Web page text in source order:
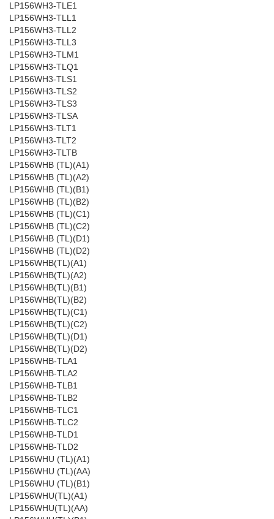
LP156WH3-TLE1
LP156WH3-TLL1
LP156WH3-TLL2
LP156WH3-TLL3
LP156WH3-TLM1
LP156WH3-TLQ1
LP156WH3-TLS1
LP156WH3-TLS2
LP156WH3-TLS3
LP156WH3-TLSA
LP156WH3-TLT1
LP156WH3-TLT2
LP156WH3-TLTB
LP156WHB (TL)(A1)
LP156WHB (TL)(A2)
LP156WHB (TL)(B1)
LP156WHB (TL)(B2)
LP156WHB (TL)(C1)
LP156WHB (TL)(C2)
LP156WHB (TL)(D1)
LP156WHB (TL)(D2)
LP156WHB(TL)(A1)
LP156WHB(TL)(A2)
LP156WHB(TL)(B1)
LP156WHB(TL)(B2)
LP156WHB(TL)(C1)
LP156WHB(TL)(C2)
LP156WHB(TL)(D1)
LP156WHB(TL)(D2)
LP156WHB-TLA1
LP156WHB-TLA2
LP156WHB-TLB1
LP156WHB-TLB2
LP156WHB-TLC1
LP156WHB-TLC2
LP156WHB-TLD1
LP156WHB-TLD2
LP156WHU (TL)(A1)
LP156WHU (TL)(AA)
LP156WHU (TL)(B1)
LP156WHU(TL)(A1)
LP156WHU(TL)(AA)